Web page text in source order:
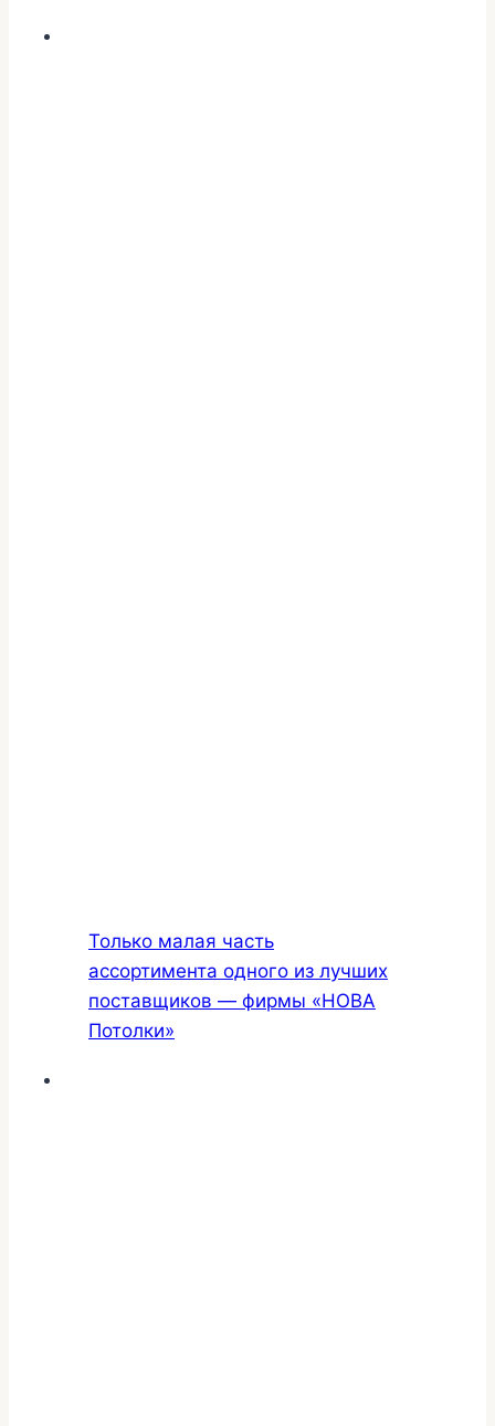
Только малая часть
ассортимента одного из лучших
поставщиков — фирмы «НОВА
Потолки»